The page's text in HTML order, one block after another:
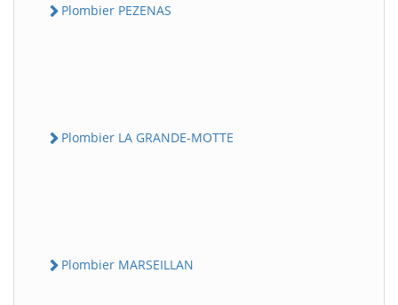
Plombier PEZENAS
Plombier LA GRANDE-MOTTE
Plombier MARSEILLAN